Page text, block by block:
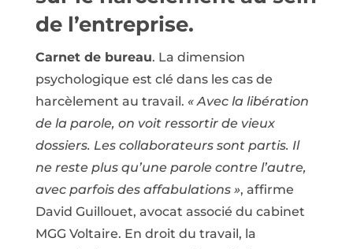
de l’entreprise.
Carnet de bureau. La dimension
psychologique est clé dans les cas de
harcèlement au travail. « Avec la libération
de la parole, on voit ressortir de vieux
dossiers. Les collaborateurs sont partis. Il
ne reste plus qu’une parole contre l’autre,
avec parfois des affabulations », affirme
David Guillouet, avocat associé du cabinet
MGG Voltaire. En droit du travail, la